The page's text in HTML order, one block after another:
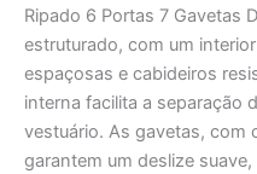
Ripado 6 Portas 7 Gavetas
estruturado, com um
espaçosas e cabideiros
interna facilita a separação
vestuário. As gavetas, com
garantem um deslize